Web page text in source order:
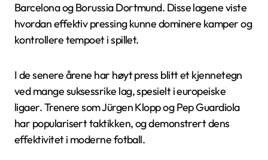
Barcelona og Borussia Dortmund. Disse lagene viste
hvordan effektiv pressing kunne dominere kamper og
kontrollere tempoet i spillet.
I de senere årene har høyt press blitt et kjennetegn
ved mange suksessrike lag, spesielt i europeiske
ligaer. Trenere som Jürgen Klopp og Pep Guardiola
har popularisert taktikken, og demonstrert dens
effektivitet i moderne fotball.